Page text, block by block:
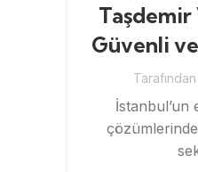
Güvenli ve
Tarafından
İstanbul’un